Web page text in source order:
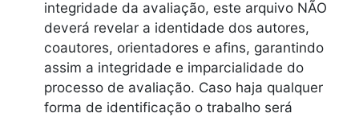
integridade da avaliação, este arquivo NÃO
deverá revelar a identidade dos autores,
coautores, orientadores e afins, garantindo
assim a integridade e imparcialidade do
processo de avaliação. Caso haja qualquer
forma de identificação o trabalho será